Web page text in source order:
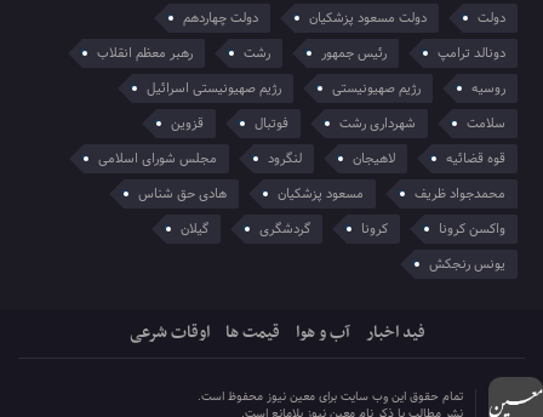
دولت
دولت مسعود پزشکیان
دولت چهاردهم
دونالد ترامپ
رئیس جمهور رشت
رهبر معظم انقلاب
روسیه
رژیم صهیونیستی
رژیم صهیونیستی اسرائیل
سلامت
شهرداری رشت فوتبال
قزوین
قوه قضائیه
لاهیجان لنگرود
مجلس شورای اسلامی
محمدجواد ظریف
مسعود پزشکیان
هادی حق شناس
واکسن کرونا
کرونا گردشگری
گیلان
یونس رنجکش
فید اخبار آب و هوا قیمت ها اوقات شرعی
تمام حقوق این وب سایت برای معین نیوز محفوظ است.